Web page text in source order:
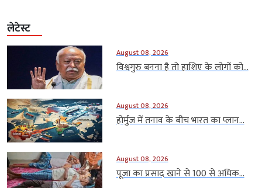
लेटेस्ट
August 08, 2026
विश्वगुरु बनना है तो हाशिए के लोगों को...
August 08, 2026
होर्मुज में तनाव के बीच भारत का प्लान...
August 08, 2026
पूजा का प्रसाद खाने से 100 से अधिक...